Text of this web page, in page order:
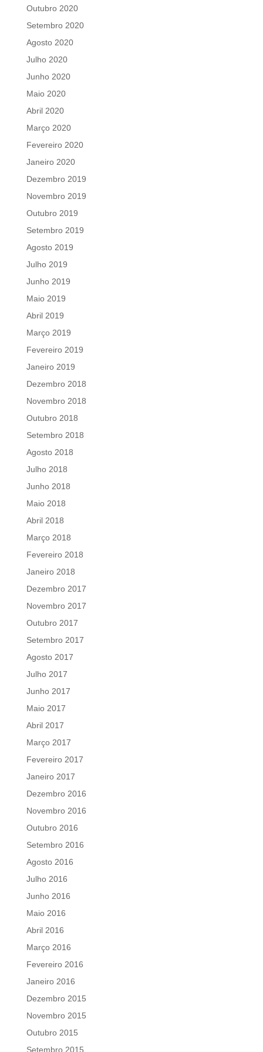
Outubro 2020
Setembro 2020
Agosto 2020
Julho 2020
Junho 2020
Maio 2020
Abril 2020
Março 2020
Fevereiro 2020
Janeiro 2020
Dezembro 2019
Novembro 2019
Outubro 2019
Setembro 2019
Agosto 2019
Julho 2019
Junho 2019
Maio 2019
Abril 2019
Março 2019
Fevereiro 2019
Janeiro 2019
Dezembro 2018
Novembro 2018
Outubro 2018
Setembro 2018
Agosto 2018
Julho 2018
Junho 2018
Maio 2018
Abril 2018
Março 2018
Fevereiro 2018
Janeiro 2018
Dezembro 2017
Novembro 2017
Outubro 2017
Setembro 2017
Agosto 2017
Julho 2017
Junho 2017
Maio 2017
Abril 2017
Março 2017
Fevereiro 2017
Janeiro 2017
Dezembro 2016
Novembro 2016
Outubro 2016
Setembro 2016
Agosto 2016
Julho 2016
Junho 2016
Maio 2016
Abril 2016
Março 2016
Fevereiro 2016
Janeiro 2016
Dezembro 2015
Novembro 2015
Outubro 2015
Setembro 2015